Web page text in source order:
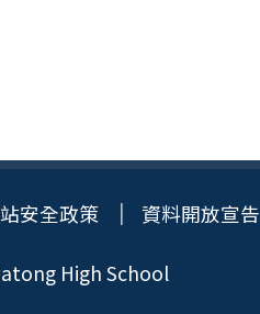
安全政策 資料開放宣告
High School